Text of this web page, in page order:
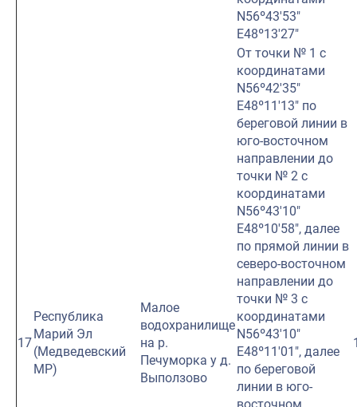
N56º43′53″
E48º13′27″
17
Республика
Марий Эл
(Медведевский
МР)
Малое
водохранилище
на р.
Печуморка у д.
Выползово
От точки № 1 с
координатами
N56º42′35″
E48º11′13″ по
береговой линии в
юго-восточном
направлении до
точки № 2 с
координатами
N56º43′10″
E48º10′58″, далее
по прямой линии в
северо-восточном
направлении до
точки № 3 с
координатами
N56º43′10″
E48º11′01″, далее
по береговой
линии в юго-